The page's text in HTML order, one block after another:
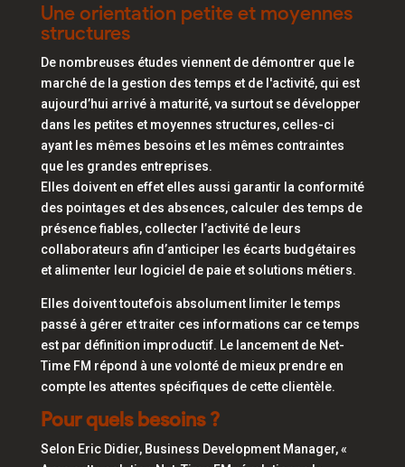
Une orientation petite et moyennes
structures
De nombreuses études viennent de démontrer que le
marché de la gestion des temps et de l'activité, qui est
aujourd’hui arrivé à maturité, va surtout se développer
dans les petites et moyennes structures, celles-ci
ayant les mêmes besoins et les mêmes contraintes
que les grandes entreprises.
Elles doivent en effet elles aussi garantir la conformité
des pointages et des absences, calculer des temps de
présence fiables, collecter l’activité de leurs
collaborateurs afin d’anticiper les écarts budgétaires
et alimenter leur logiciel de paie et solutions métiers.
Elles doivent toutefois absolument limiter le temps
passé à gérer et traiter ces informations car ce temps
est par définition improductif. Le lancement de Net-
Time FM répond à une volonté de mieux prendre en
compte les attentes spécifiques de cette clientèle.
Pour quels besoins ?
Selon Eric Didier, Business Development Manager, «